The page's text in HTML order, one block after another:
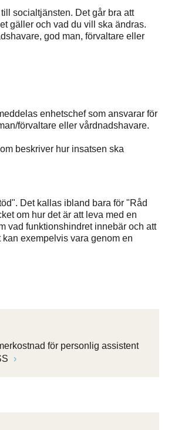
socialtjänsten. Det går bra att
gäller och vad du vill ska ändras.
god man, förvaltare eller
enhetschef som ansvarar för
förvaltare eller vårdnadshavare.
beskriver hur insatsen ska
Det kallas ibland bara för "Råd
om hur det är att leva med en
vad funktionshindret innebär och att
exempelvis vara genom en
för personlig assistent